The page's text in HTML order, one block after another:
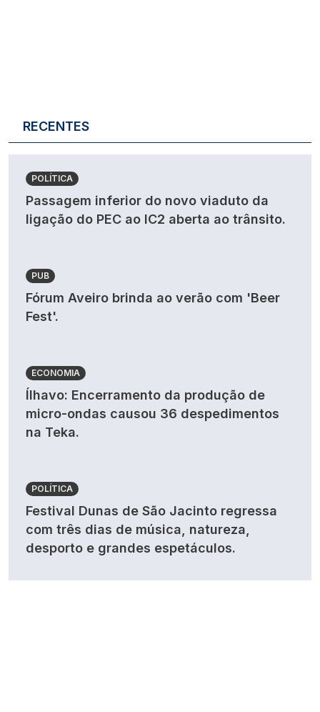
RECENTES
POLÍTICA
Passagem inferior do novo viaduto da
ligação do PEC ao IC2 aberta ao trânsito.
PUB
Fórum Aveiro brinda ao verão com 'Beer
Fest'.
ECONOMIA
Ílhavo: Encerramento da produção de
micro-ondas causou 36 despedimentos
na Teka.
POLÍTICA
Festival Dunas de São Jacinto regressa
com três dias de música, natureza,
desporto e grandes espetáculos.